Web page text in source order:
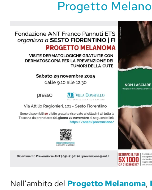
Progetto
Nell’ambito del Progetto Melanoma,